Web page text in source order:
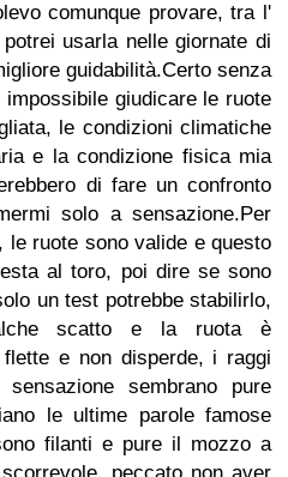
comunque provare, tra l'
usarla nelle giornate di
guidabilità.Certo senza
giudicare le ruote
le condizioni climatiche
e la condizione fisica mia
di fare un confronto
solo a sensazione.Per
le ruote sono valide e questo
al toro, poi dire se sono
un test potrebbe stabilirlo,
scatto e la ruota è
e non disperde, i raggi
sembrano pure
le ultime parole famose
filanti e pure il mozzo a